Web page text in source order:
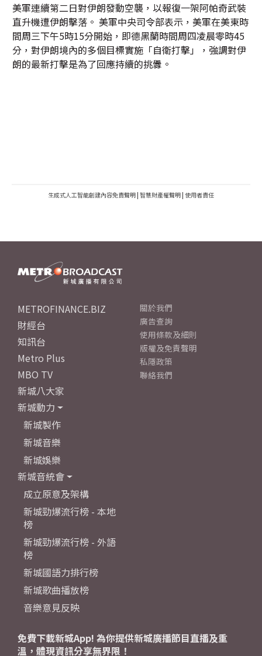
美軍連續第二日對伊朗發動空襲，以報復一架阿帕奇武裝
直升機遭伊朗擊落。 美軍中央司令部表示，美軍在美東時
間周三下午5時15分開始，即德黑蘭時間周四凌晨零時45
分，對伊朗境內的多個目標實施「自衛打擊」，強調對伊
朗的最新打擊是為了回應持續的挑釁。
生成式人工智能創建內容免責聲明 | 智慧財產權聲明 | 使用者責任
METROFINANCE.BIZ
財經台
知訊台
Metro Plus
MBO TV
新城八大家
新城動力
新城製作
新城音樂
新城娛樂
新城音統會
成立原意及架構
新城勁爆流行榜 - 本地
榜
新城勁爆流行榜 - 外語
榜
新城國語力排行榜
新城歌曲播放榜
音樂意見反映
關於我們
廣告查詢
使用條款及細則
版權及免責聲明
私隱政策
聯絡我們
免費下載新城App! 為你提供新城廣播節目直播及重
溫，體現資訊分享無界限！